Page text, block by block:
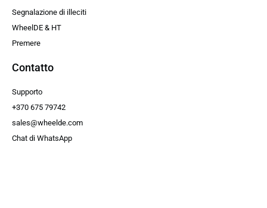
Segnalazione di illeciti
WheelDE & HT
Premere
Contatto
Supporto
+370 675 79742
sales@wheelde.com
Chat di WhatsApp